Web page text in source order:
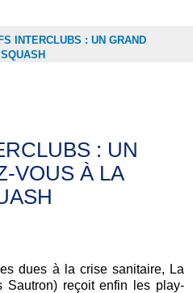
INTERCLUBS : UN GRAND
: UN
VOUS À LA
dues à la crise sanitaire, La
Sautron) reçoit enfin les play-